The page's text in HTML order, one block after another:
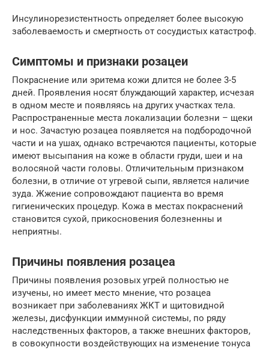
Инсулинорезистентность определяет более высокую
заболеваемость и смертность от сосудистых катастроф.
Симптомы и признаки розацеи
Покраснение или эритема кожи длится не более 3-5
дней. Проявления носят блуждающий характер, исчезая
в одном месте и появляясь на других участках тела.
Распространенные места локализации болезни – щеки
и нос. Зачастую розацеа появляется на подбородочной
части и на ушах, однако встречаются пациенты, которые
имеют высыпания на коже в области груди, шеи и на
волосяной части головы. Отличительным признаком
болезни, в отличие от угревой сыпи, является наличие
зуда. Жжение сопровождают пациента во время
гигиенических процедур. Кожа в местах покраснений
становится сухой, прикосновения болезненны и
неприятны.
Причины появления розацеа
Причины появления розовых угрей полностью не
изучены, но имеет место мнение, что розацеа
возникает при заболеваниях ЖКТ и щитовидной
железы, дисфункции иммунной системы, по ряду
наследственных факторов, а также внешних факторов,
в совокупности воздействующих на изменение тонуса